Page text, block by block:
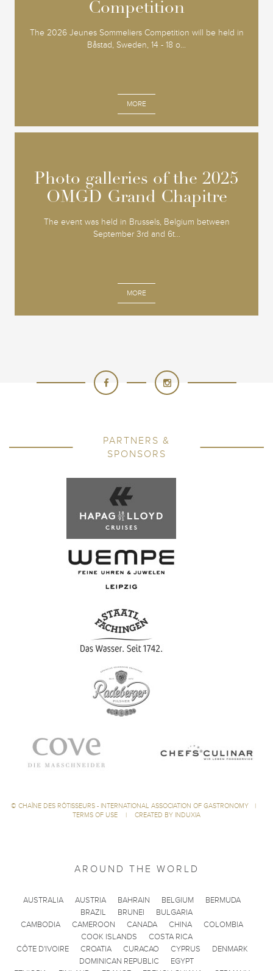
Competition
The 2026 Jeunes Sommeliers Competition will be held in
Båstad, Sweden, 14 - 18 o...
MORE
Competition
Photo galleries of the 2025
OMGD Grand Chapitre
The event was held in Brussels, Belgium between
September 3rd and 6t...
MORE
Photo galleries of the 2025
OMGD Grand Chapitre
PARTNERS &
SPONSORS
© CHAÎNE DES RÔTISSEURS - INTERNATIONAL ASSOCIATION OF GASTRONOMY
|
TERMS OF USE
| CREATED BY INDUXIA
AROUND THE WORLD
AUSTRALIA AUSTRIA BAHRAIN BELGIUM
BERMUDA
BRAZIL
BRUNEI
BULGARIA
CAMBODIA
CAMEROON CANADA CHINA
COLOMBIA
COOK ISLANDS
COSTA RICA
CÔTE D'IVOIRE
CROATIA CURACAO CYPRUS
DENMARK
DOMINICAN REPUBLIC
EGYPT